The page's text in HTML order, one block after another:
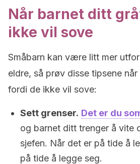
Når barnet ditt
ikke vil sove
Småbarn kan være litt mer
eldre, så prøv disse tipsene
fordi de ikke vil sove:
Sett grenser. Det er du
og barnet ditt trenger å vite
sjefen. Når det er på tide å
på tide å legge seg.